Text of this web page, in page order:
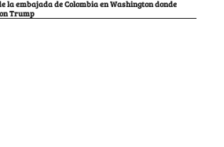
la embajada de Colombia en Washington donde
Trump